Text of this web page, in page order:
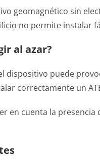
geomagnético sin
no permite instalar
al azar?
dispositivo puede
correctamente un
en cuenta la